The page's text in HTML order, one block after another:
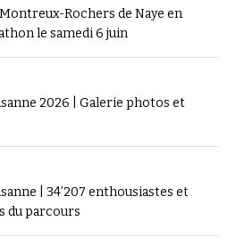
Rochers de Naye en
le samedi 6 juin
2026 | Galerie photos et
| 34’207 enthousiastes et
du parcours